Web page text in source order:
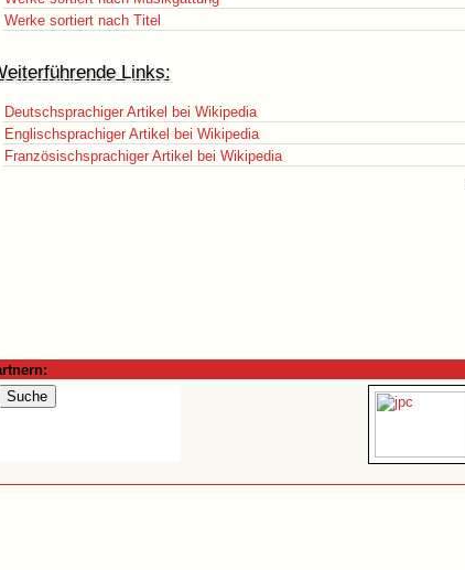
Werke sortiert nach Titel
Links:
Deutschsprachiger Artikel bei Wikipedia
Englischsprachiger Artikel bei Wikipedia
Französischsprachiger Artikel bei Wikipedia